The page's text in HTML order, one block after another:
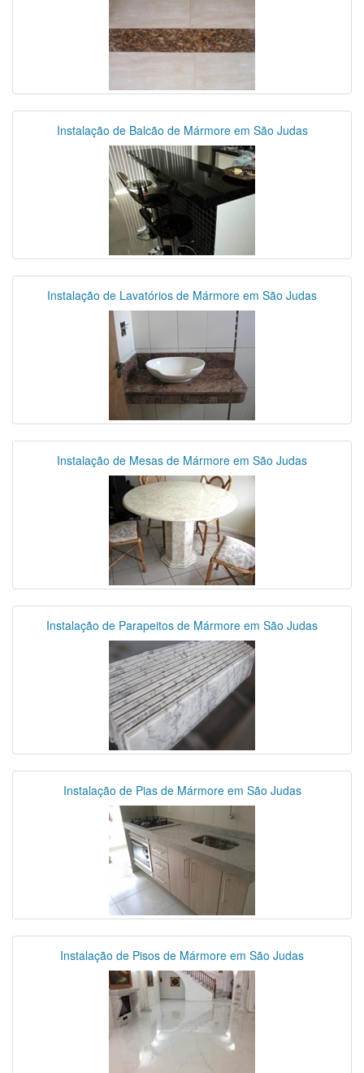
Instalação de Balcão de Mármore em São Judas
Instalação de Lavatórios de Mármore em São Judas
Instalação de Mesas de Mármore em São Judas
Instalação de Parapeitos de Mármore em São Judas
Instalação de Pias de Mármore em São Judas
Instalação de Pisos de Mármore em São Judas